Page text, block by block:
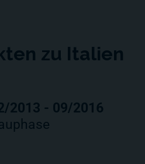
zu Italien
2013 - 09/2016